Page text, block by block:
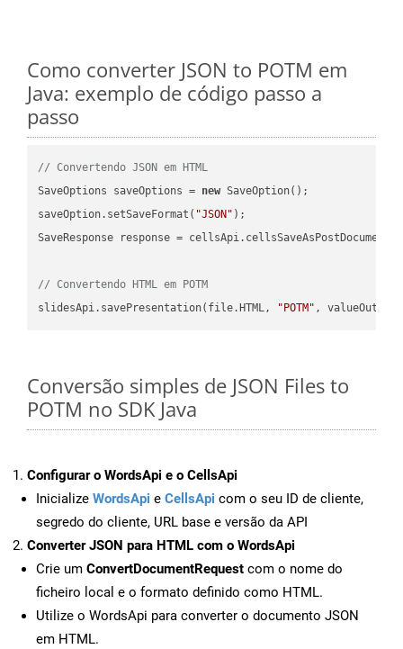
Como converter JSON to POTM em
Java: exemplo de código passo a
passo
// Convertendo JSON em HTML
SaveOptions saveOptions = new SaveOption();
saveOption.setSaveFormat( "JSON" );
SaveResponse response =
// Convertendo HTML em POTM
slidesApi.savePresentation(file.HTML,
"POTM"
Conversão simples de JSON Files to
POTM no SDK Java
Configurar o WordsApi e o CellsApi
Inicialize WordsApi e CellsApi com o seu ID de cliente,
segredo do cliente, URL base e versão da API
Converter JSON para HTML com o WordsApi
Crie um ConvertDocumentRequest com o nome do
ficheiro local e o formato definido como HTML.
Utilize o WordsApi para converter o documento JSON
em HTML.